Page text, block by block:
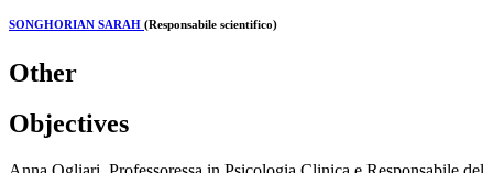
SONGHORIAN SARAH (Responsabile scientifico)
Other
Objectives